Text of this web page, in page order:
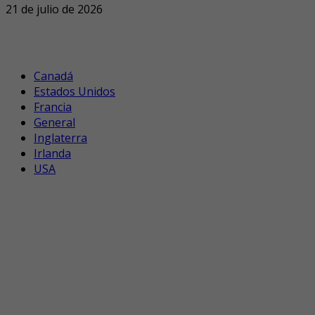
21 de julio de 2026
Canadá
Estados Unidos
Francia
General
Inglaterra
Irlanda
USA